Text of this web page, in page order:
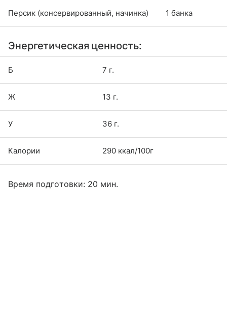
Персик (консервированный, начинка) 1 банка
Энергетическая ценность:
Б 7 г.
Ж 13 г.
У 36 г.
Калории 290 ккал/100г
Время подготовки: 20 мин.